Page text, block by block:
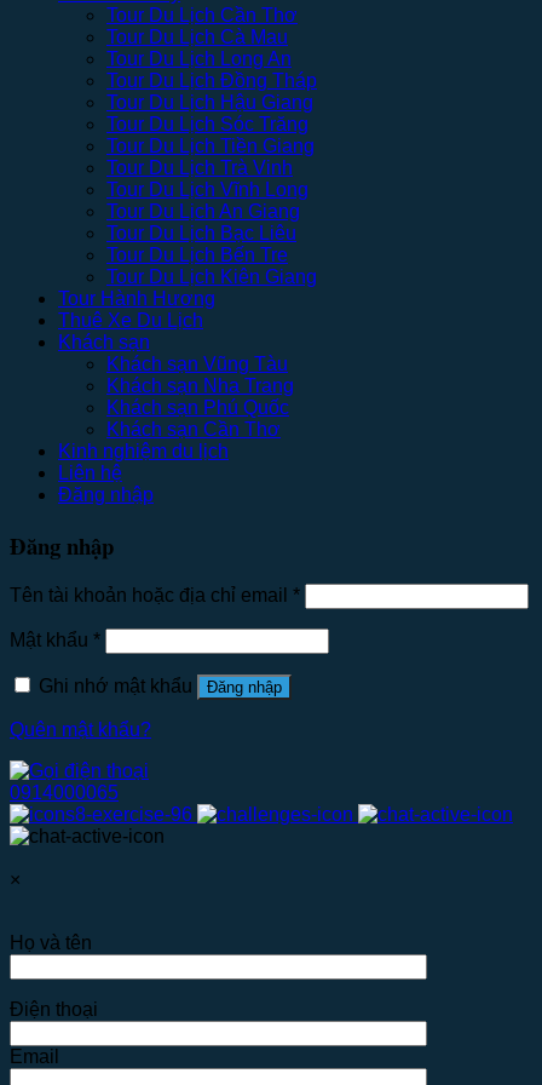
Tour Du Lịch Cần Thơ
Tour Du Lịch Cà Mau
Tour Du Lịch Long An
Tour Du Lịch Đồng Tháp
Tour Du Lịch Hậu Giang
Tour Du Lịch Sóc Trăng
Tour Du Lịch Tiền Giang
Tour Du Lịch Trà Vinh
Tour Du Lịch Vĩnh Long
Tour Du Lịch An Giang
Tour Du Lịch Bạc Liêu
Tour Du Lịch Bến Tre
Tour Du Lịch Kiên Giang
Tour Hành Hương
Thuê Xe Du Lịch
Khách sạn
Khách sạn Vũng Tàu
Khách sạn Nha Trang
Khách sạn Phú Quốc
Khách sạn Cần Thơ
Kinh nghiệm du lịch
Liên hệ
Đăng nhập
Đăng nhập
Tên tài khoản hoặc địa chỉ email *
Mật khẩu *
Ghi nhớ mật khẩu Đăng nhập
Quên mật khẩu?
0914000065
×
Họ và tên
Điện thoại
Email